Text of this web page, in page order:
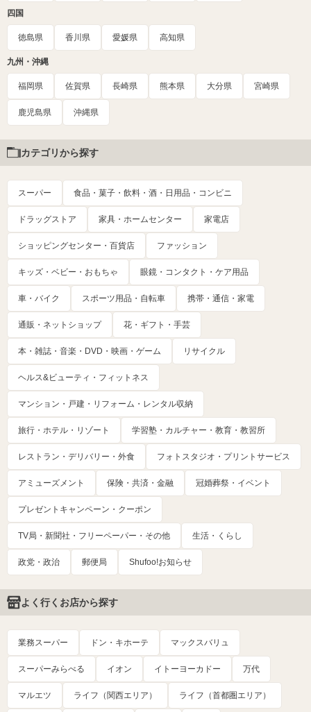
四国
徳島県 香川県 愛媛県 高知県
九州・沖縄
福岡県 佐賀県 長崎県 熊本県 大分県 宮崎県
鹿児島県 沖縄県
カテゴリから探す
スーパー 食品・菓子・飲料・酒・日用品・コンビニ
ドラッグストア 家具・ホームセンター 家電店
ショッピングセンター・百貨店 ファッション
キッズ・ベビー・おもちゃ 眼鏡・コンタクト・ケア用品
車・バイク スポーツ用品・自転車 携帯・通信・家電
通販・ネットショップ 花・ギフト・手芸
本・雑誌・音楽・DVD・映画・ゲーム リサイクル
ヘルス&ビューティ・フィットネス
マンション・戸建・リフォーム・レンタル収納
旅行・ホテル・リゾート 学習塾・カルチャー・教育・教習所
レストラン・デリバリー・外食 フォトスタジオ・プリントサービス
アミューズメント 保険・共済・金融 冠婚葬祭・イベント
プレゼントキャンペーン・クーポン
TV局・新聞社・フリーペーパー・その他 生活・くらし
政党・政治 郵便局 Shufoo!お知らせ
よく行くお店から探す
業務スーパー ドン・キホーテ マックスバリュ
スーパーみらべる イオン イトーヨーカドー 万代
マルエツ ライフ（関西エリア） ライフ（首都圏エリア）